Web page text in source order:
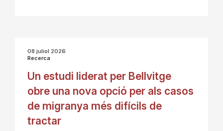
08 juliol 2026
Recerca
Un estudi liderat per Bellvitge
obre una nova opció per als casos
de migranya més difícils de
tractar